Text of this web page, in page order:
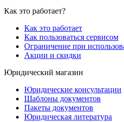
Как это работает?
Как это работает
Как пользоваться сервисом
Ограничение при
Акции и скидки
Юридический магазин
Юридические консультации
Шаблоны документов
Пакеты документов
Юридическая литература